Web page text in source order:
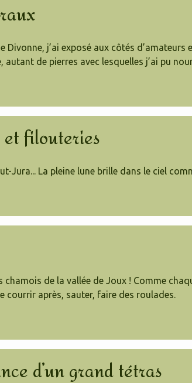
Divonne, j’ai exposé aux côtés
autant de pierres avec lesquelles j’ai pu
et filouteries
Jura... La pleine lune brille dans le ciel
chamois de la vallée de Joux ! Comme
courrir après, sauter, faire des roulades.
d’un grand tétras